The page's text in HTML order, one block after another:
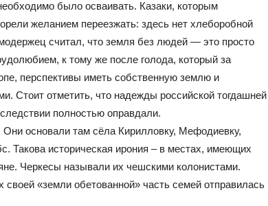
было осваивать. Казаки, которым
желанием переезжать: здесь нет хлеборобной
считал, что земля без людей — это просто
к тому же после голода, который за
перспективы иметь собственную землю и
Стоит отметить, что надежды российской тогдашней
полностью оправдали.
основали там сёла Кирилловку, Мефодиевку,
Такова историческая ирония – в местах, имеющих
Черкесы называли их чешскими колонистами.
своей «земли обетованной» часть семей отправилась